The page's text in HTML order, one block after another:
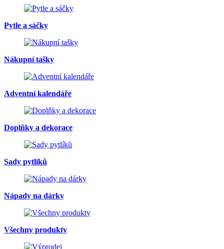
Pytle a sáčky
Nákupní tašky
Adventní kalendáře
Doplňky a dekorace
Sady pytlíků
Nápady na dárky
Všechny produkty